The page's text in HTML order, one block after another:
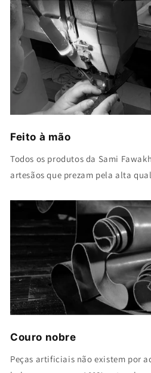
Feito à mão
Todos os produtos da Sami
artesãos que prezam pela alta
Couro nobre
Peças artificiais não existem por